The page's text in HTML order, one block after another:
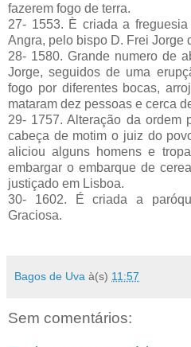
fazerem fogo de terra.
27- 1553. È criada a
Angra, pelo bispo D. Frei Jorge
28- 1580. Grande numero de
Jorge, seguidos de uma
fogo por diferentes bocas,
mataram dez pessoas e cerca
29- 1757. Alteração da ordem
cabeça de motim o juiz do
aliciou alguns homens e
embargar o embarque de
justiçado em Lisboa.
30- 1602. É criada a
Graciosa.
Bagos de Uva à(s) 11:57
Sem comentários: